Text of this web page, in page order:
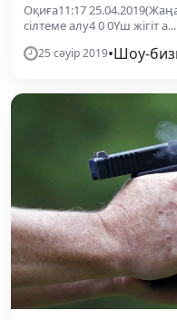
Оқиға11:17
сілтеме алу4 0 0Үш жігіт а...
25 сәуір 2019•Шоу-